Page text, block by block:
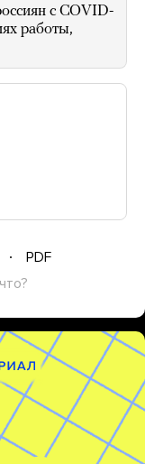
с COVID-
работы,
PDF